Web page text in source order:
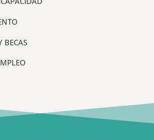
BECAS